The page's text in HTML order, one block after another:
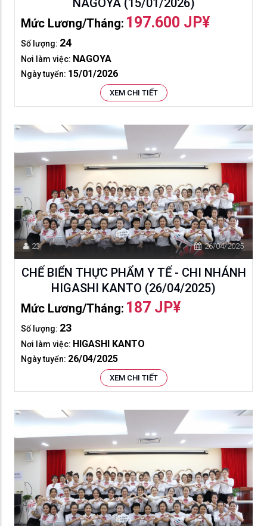
NAGOYA (15/01/2026)
Mức Lương/tháng: 197.600 JP¥
Số lượng: 24
Nơi làm việc: NAGOYA
Ngày tuyển: 15/01/2026
XEM CHI TIẾT
26/04/2025
23
CHẾ BIỂN THỰC PHẨM Y TẾ - CHI NHÁNH
HIGASHI KANTO (26/04/2025)
Mức Lương/tháng: 187 JP¥
Số lượng: 23
Nơi làm việc: HIGASHI KANTO
Ngày tuyển: 26/04/2025
XEM CHI TIẾT